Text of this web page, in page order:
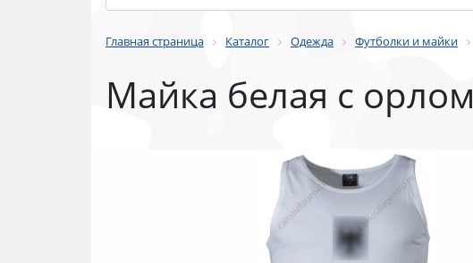
Главная страница Каталог Одежда Футболки и майки
Майка белая с орлом